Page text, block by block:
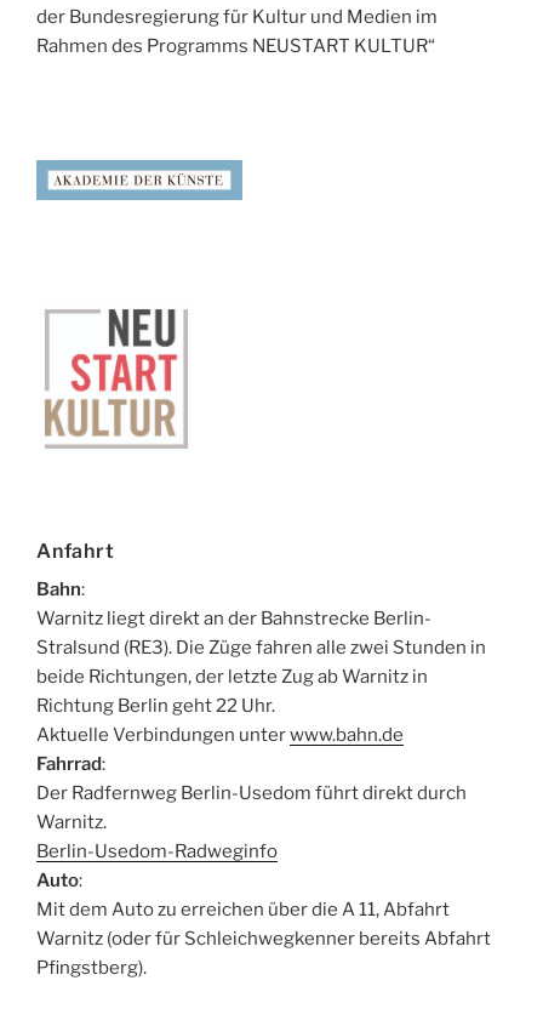
der Bundesregierung für Kultur und Medien im
Rahmen des Programms NEUSTART KULTUR“
Anfahrt
Bahn:
Warnitz liegt direkt an der Bahnstrecke Berlin-
Stralsund (RE3). Die Züge fahren alle zwei Stunden in
beide Richtungen, der letzte Zug ab Warnitz in
Richtung Berlin geht 22 Uhr.
Aktuelle Verbindungen unterwww.bahn.de
Fahrrad:
Der Radfernweg Berlin-Usedom führt direkt durch
Warnitz.
Berlin-Usedom-Radweginfo
Auto:
Mit dem Auto zu erreichen über die A 11, Abfahrt
Warnitz (oder für Schleichwegkenner bereits Abfahrt
Pfingstberg).